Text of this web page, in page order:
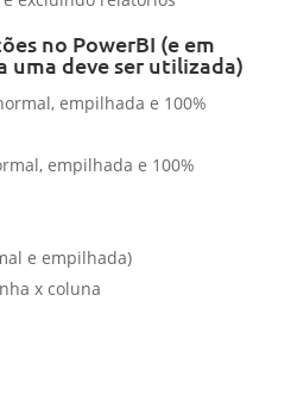
no PowerBI (e em
uma deve ser utilizada)
empilhada e 100%
empilhada e 100%
e empilhada)
x coluna